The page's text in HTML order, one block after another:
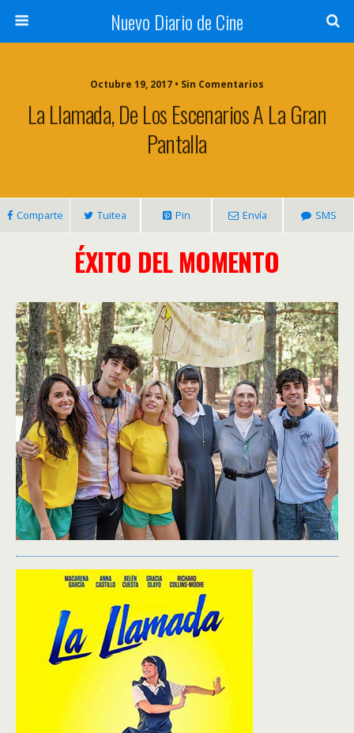
Nuevo Diario de Cine
Octubre 19, 2017 • Sin Comentarios
La Llamada, De Los Escenarios A La Gran
Pantalla
Comparte Tuitea Pin Envía SMS
ÉXITO DEL MOMENTO